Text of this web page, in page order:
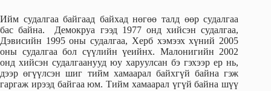
Ийм судалгаа байгаад байхад нөгөө талд өөр судалгаа
бас байна. Демокруа гээд 1977 онд хийсэн судалгаа,
Дэвисийн 1995 оны судалгаа, Херб хэмээх хүний 2005
оны судалгаа бол сүүлийн үеийнх. Малонигийн 2002
онд хийсэн судалгаанууд юу харуулсан бэ гэхээр ер нь,
дээр өгүүлсэн шиг тийм хамаарал байхгүй байна гэж
гаргаж ирээд байгаа юм. Тийм хамаарал үгүй байна шүү